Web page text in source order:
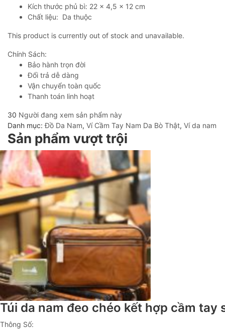
Kích thước phủ bì: 22 x 4,5 x 12 cm
Chất liệu: Da thuộc
This product is currently out of stock and unavailable.
Chính Sách:
Bảo hành trọn đời
Đổi trả dễ dàng
Vận chuyển toàn quốc
Thanh toán linh hoạt
30 Người đang xem sản phẩm này
Danh mục:Đồ Da Nam, Ví Cầm Tay Nam Da Bò Thật, Ví da nam
Sản phẩm vượt trội
Túi da nam đeo chéo kết hợp cầm
Thông Số: